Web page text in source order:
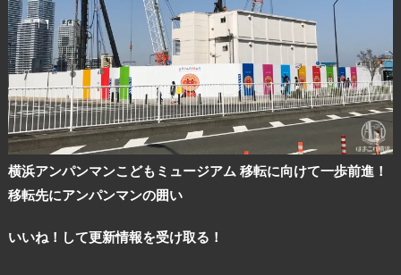
横浜アンパンマンこどもミュージアム 移転に向けて一歩前進！
移転先にアンパンマンの囲い
いいね！して更新情報を受け取る！